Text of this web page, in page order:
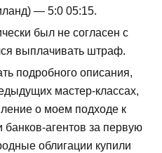
— 5:0 05:15.
был не согласен с
выплачивать штраф.
подробного описания,
мастер-классах,
о моем подходе к
агентов за первую
облигации купили